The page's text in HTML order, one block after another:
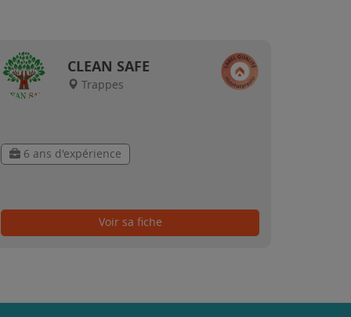
CLEAN SAFE
Trappes
6 ans d'expérience
Voir sa fiche